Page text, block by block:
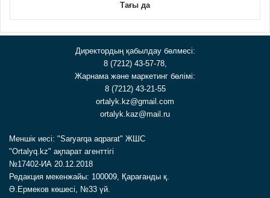
Тағы да
Директордың қабылдау бөлмесі:
8 (7212) 43-57-78,
Жарнама және маркетинг бөлімі:
8 (7212) 43-21-55
ortalyk.kz@gmail.com
ortalyk.kaz@mail.ru
Меншік иесі: "Saryarqa aqparat" ЖШС
"Ortalyq.kz" ақпарат агенттігі
№17402-ИА 20.12.2018
Редакция мекенжайы: 100009, Қарағанды қ.
Ә.Ермеков көшесі, №33 үй.